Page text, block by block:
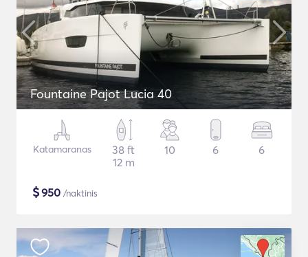
Fountaine Pajot Lucia 40
Katamaranas
38 ft
12 m
10 6 6
$950 /naktinis